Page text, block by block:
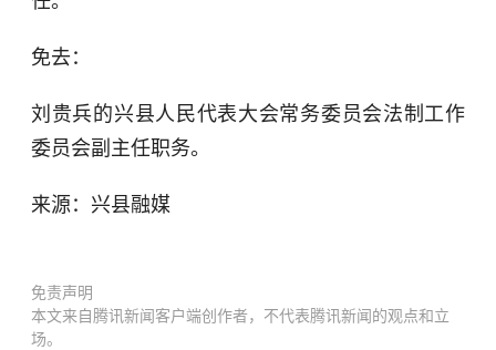
免去：
刘贵兵的兴县人民代表大会常务委员会法制工作
委员会副主任职务。
来源：兴县融媒
免责声明
本文来自腾讯新闻客户端创作者，不代表腾讯新闻的观点和立
场。